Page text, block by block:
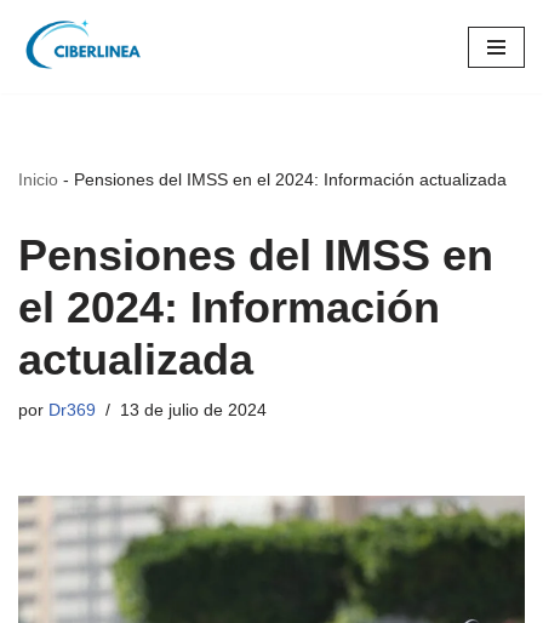
Saltar
Inicio - Pensiones del IMSS en el 2024: Información actualizada
Pensiones del IMSS en
el 2024: Información
actualizada
por Dr369 13 de julio de 2024